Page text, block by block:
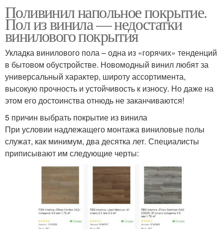
Поливинил напольное покрытие.
Пол из винила — недостатки
винилового покрытия
Укладка винилового пола – одна из «горячих» тенденций
в бытовом обустройстве. Новомодный винил любят за
универсальный характер, широту ассортимента,
высокую прочность и устойчивость к износу. Но даже на
этом его достоинства отнюдь не заканчиваются!
5 причин выбрать покрытие из винила
При условии надлежащего монтажа виниловые полы
служат, как минимум, два десятка лет. Специалисты
приписывают им следующие черты: